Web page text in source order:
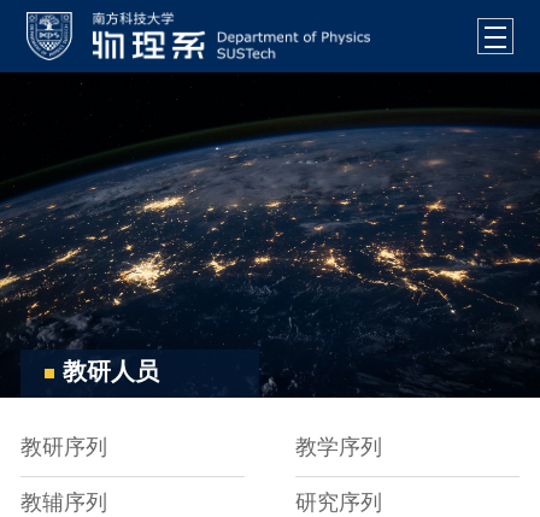
教研人员
教研序列 教学序列
教辅序列 研究序列